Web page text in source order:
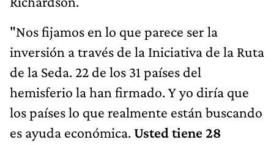
"Nos fijamos en lo que parece ser la
inversión a través de la Iniciativa de la Ruta
de la Seda. 22 de los 31 países del
hemisferio la han firmado. Y yo diría que
los países lo que realmente están buscando
es ayuda económica.Usted tiene 28